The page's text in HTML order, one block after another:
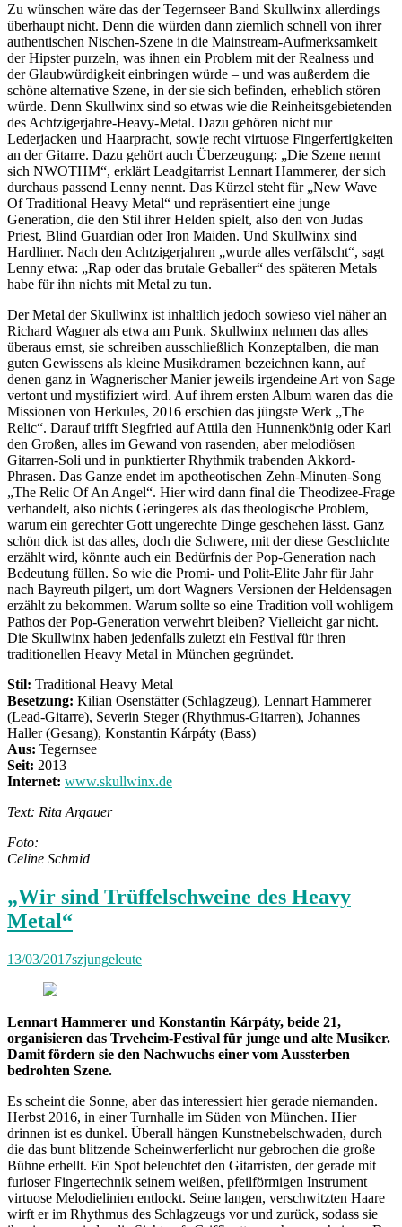
Zu wünschen wäre das der Tegernseer Band Skullwinx allerdings
überhaupt nicht. Denn die würden dann ziemlich schnell von ihrer
authentischen Nischen-Szene in die Mainstream-Aufmerksamkeit
der Hipster purzeln, was ihnen ein Problem mit der Realness und
der Glaubwürdigkeit einbringen würde – und was außerdem die
schöne alternative Szene, in der sie sich befinden, erheblich stören
würde. Denn Skullwinx sind so etwas wie die Reinheitsgebietenden
des Achtzigerjahre-Heavy-Metal. Dazu gehören nicht nur
Lederjacken und Haarpracht, sowie recht virtuose Fingerfertigkeiten
an der Gitarre. Dazu gehört auch Überzeugung: „Die Szene nennt
sich NWOTHM“, erklärt Leadgitarrist Lennart Hammerer, der sich
durchaus passend Lenny nennt. Das Kürzel steht für „New Wave
Of Traditional Heavy Metal“ und repräsentiert eine junge
Generation, die den Stil ihrer Helden spielt, also den von Judas
Priest, Blind Guardian oder Iron Maiden. Und Skullwinx sind
Hardliner. Nach den Achtzigerjahren „wurde alles verfälscht“, sagt
Lenny etwa: „Rap oder das brutale Geballer“ des späteren Metals
habe für ihn nichts mit Metal zu tun.
Der Metal der Skullwinx ist inhaltlich jedoch sowieso viel näher an
Richard Wagner als etwa am Punk. Skullwinx nehmen das alles
überaus ernst, sie schreiben ausschließlich Konzeptalben, die man
guten Gewissens als kleine Musikdramen bezeichnen kann, auf
denen ganz in Wagnerischer Manier jeweils irgendeine Art von Sage
vertont und mystifiziert wird. Auf ihrem ersten Album waren das die
Missionen von Herkules, 2016 erschien das jüngste Werk „The
Relic“. Darauf trifft Siegfried auf Attila den Hunnenkönig oder Karl
den Großen, alles im Gewand von rasenden, aber melodiösen
Gitarren-Soli und in punktierter Rhythmik trabenden Akkord-
Phrasen. Das Ganze endet im apotheotischen Zehn-Minuten-Song
„The Relic Of An Angel“. Hier wird dann final die Theodizee-Frage
verhandelt, also nichts Geringeres als das theologische Problem,
warum ein gerechter Gott ungerechte Dinge geschehen lässt. Ganz
schön dick ist das alles, doch die Schwere, mit der diese Geschichte
erzählt wird, könnte auch ein Bedürfnis der Pop-Generation nach
Bedeutung füllen. So wie die Promi- und Polit-Elite Jahr für Jahr
nach Bayreuth pilgert, um dort Wagners Versionen der Heldensagen
erzählt zu bekommen. Warum sollte so eine Tradition voll wohligem
Pathos der Pop-Generation verwehrt bleiben? Vielleicht gar nicht.
Die Skullwinx haben jedenfalls zuletzt ein Festival für ihren
traditionellen Heavy Metal in München gegründet.
Stil: Traditional Heavy Metal
Besetzung: Kilian Osenstätter (Schlagzeug), Lennart Hammerer
(Lead-Gitarre), Severin Steger (Rhythmus-Gitarren), Johannes
Haller (Gesang), Konstantin Kárpáty (Bass)
Aus: Tegernsee
Seit: 2013
Internet: www.skullwinx.de
Text: Rita Argauer
Foto:
Celine Schmid
„Wir sind Trüffelschweine des Heavy
Metal“
13/03/2017szjungeleute
Lennart Hammerer und Konstantin Kárpáty, beide 21,
organisieren das Trveheim-Festival für junge und alte Musiker.
Damit fördern sie den Nachwuchs einer vom Aussterben
bedrohten Szene.
Es scheint die Sonne, aber das interessiert hier gerade niemanden.
Herbst 2016, in einer Turnhalle im Süden von München. Hier
drinnen ist es dunkel. Überall hängen Kunstnebelschwaden, durch
die das bunt blitzende Scheinwerferlicht nur gebrochen die große
Bühne erhellt. Ein Spot beleuchtet den Gitarristen, der gerade mit
furioser Fingertechnik seinem weißen, pfeilförmigen Instrument
virtuose Melodielinien entlockt. Seine langen, verschwitzten Haare
wirft er im Rhythmus des Schlagzeugs vor und zurück, sodass sie